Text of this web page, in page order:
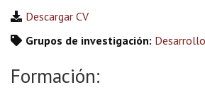
Descargar CV
Grupos de investigación: Desarrollo
Formación: